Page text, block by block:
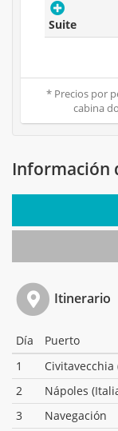
Suite
* Precios por
cabina
Información
Itinerario
Día Puerto
1
Civitavecchia
2
Nápoles
3
Navegación